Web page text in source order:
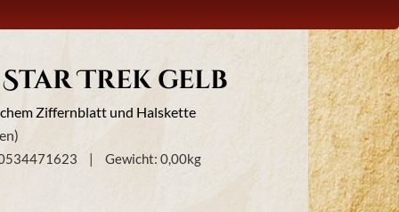
Trek gelb
Ziffernblatt und Halskette
Gewicht: 0,00kg